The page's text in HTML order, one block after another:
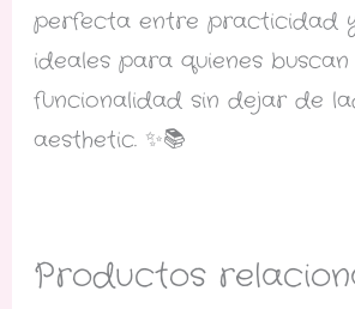
perfecta entre practicidad
ideales para quienes buscan
funcionalidad sin dejar de
aesthetic. ✨📚
Productos